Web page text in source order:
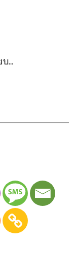
...